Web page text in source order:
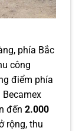
phía Bắc
công
điểm phía
đến 2.000
rộng, thu